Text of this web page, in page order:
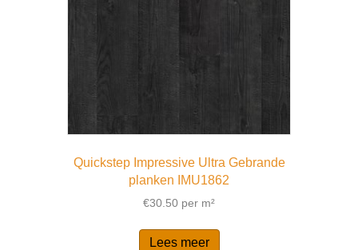
Quickstep Impressive Ultra Gebrande
planken IMU1862
€30.50 per m²
Lees meer